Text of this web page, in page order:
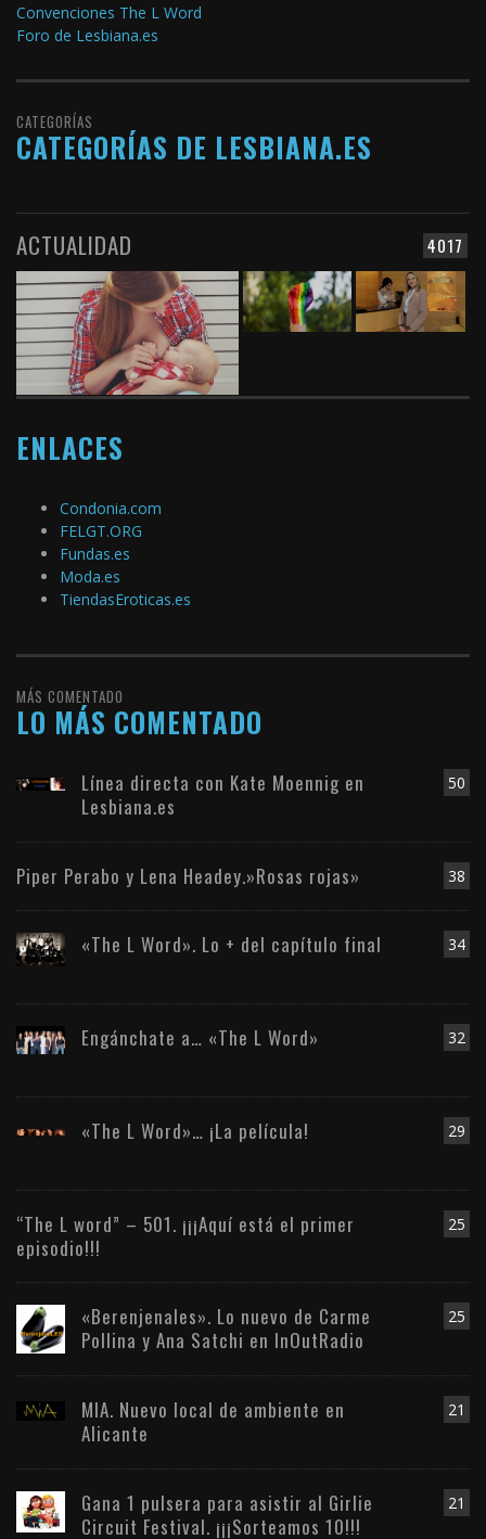
Convenciones The L Word
Foro de Lesbiana.es
CATEGORÍAS
CATEGORÍAS DE LESBIANA.ES
4017
ACTUALIDAD
ENLACES
Condonia.com
FELGT.ORG
Fundas.es
Moda.es
TiendasEroticas.es
MÁS COMENTADO
LO MÁS COMENTADO
50
Línea directa con Kate Moennig en
Lesbiana.es
38
Piper Perabo y Lena Headey.»Rosas rojas»
34
«The L Word». Lo + del capítulo final
32
Engánchate a… «The L Word»
29
«The L Word»… ¡La película!
25
“The L word” – 501. ¡¡¡Aquí está el primer
episodio!!!
25
«Berenjenales». Lo nuevo de Carme
Pollina y Ana Satchi en InOutRadio
21
MIA. Nuevo local de ambiente en
Alicante
21
Gana 1 pulsera para asistir al Girlie
Circuit Festival. ¡¡¡Sorteamos 10!!!